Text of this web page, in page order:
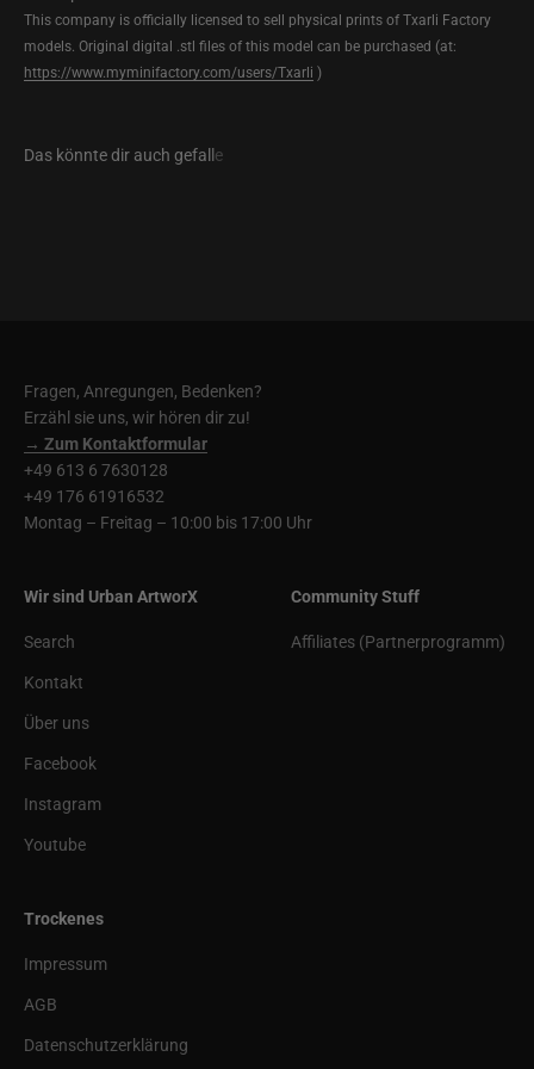
This company is officially licensed to sell physical prints of Txarli Factory
models. Original digital .stl files of this model can be purchased (at:
https://www.myminifactory.com/users/Txarli )
Fragen, Anregungen, Bedenken?
Erzähl sie uns, wir hören dir zu!
→ Zum Kontaktformular
+49 613 6 7630128
+49 176 61916532
Montag – Freitag – 10:00 bis 17:00 Uhr
Wir sind Urban ArtworX
Search
Kontakt
Über uns
Facebook
Instagram
Youtube
Community Stuff
Affiliates (Partnerprogramm)
Trockenes
Impressum
AGB
Datenschutzerklärung